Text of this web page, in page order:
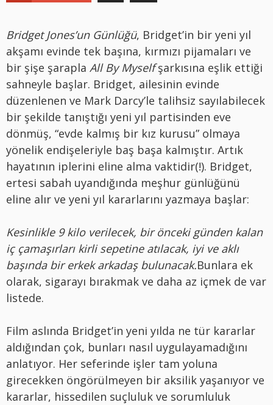
Bridget Jones’un Günlüğü, Bridget’in bir yeni yıl
akşamı evinde tek başına, kırmızı pijamaları ve
bir şişe şarapla All By Myselfşarkısına eşlik ettiği
sahneyle başlar. Bridget, ailesinin evinde
düzenlenen ve Mark Darcy’le talihsiz sayılabilecek
bir şekilde tanıştığı yeni yıl partisinden eve
dönmüş, “evde kalmış bir kız kurusu” olmaya
yönelik endişeleriyle baş başa kalmıştır. Artık
hayatının iplerini eline alma vaktidir(!). Bridget,
ertesi sabah uyandığında meşhur günlüğünü
eline alır ve yeni yıl kararlarını yazmaya başlar:
Kesinlikle 9 kilo verilecek, bir önceki günden kalan
iç çamaşırları kirli sepetine atılacak, iyi ve aklı
başında bir erkek arkadaş bulunacak.Bunlara ek
olarak, sigarayı bırakmak ve daha az içmek de var
listede.
Film aslında Bridget’in yeni yılda ne tür kararlar
aldığından çok, bunları nasıl uygulayamadığını
anlatıyor. Her seferinde işler tam yoluna
girecekken öngörülmeyen bir aksilik yaşanıyor ve
kararlar, hissedilen suçluluk ve sorumluluk